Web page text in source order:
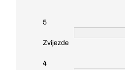
5
Zvijezde
4